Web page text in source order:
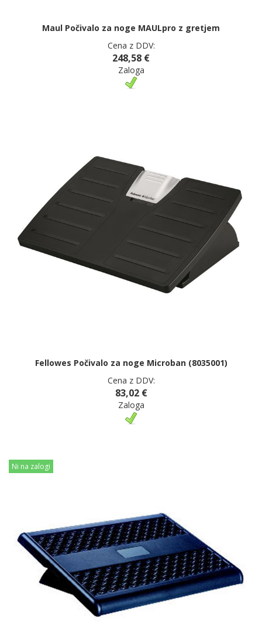
Maul Počivalo za noge MAULpro z gretjem
Cena z DDV:
248,58 €
Zaloga
Fellowes Počivalo za noge Microban (8035001)
Cena z DDV:
83,02 €
Zaloga
Ni na zalogi